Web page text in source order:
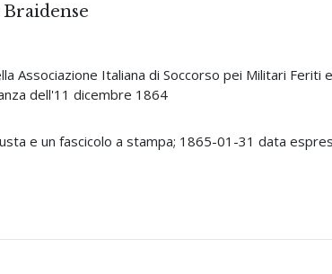
Associazione Italiana di Soccorso pei Militari Feriti
dell'11 dicembre 1864
e un fascicolo a stampa; 1865-01-31 data